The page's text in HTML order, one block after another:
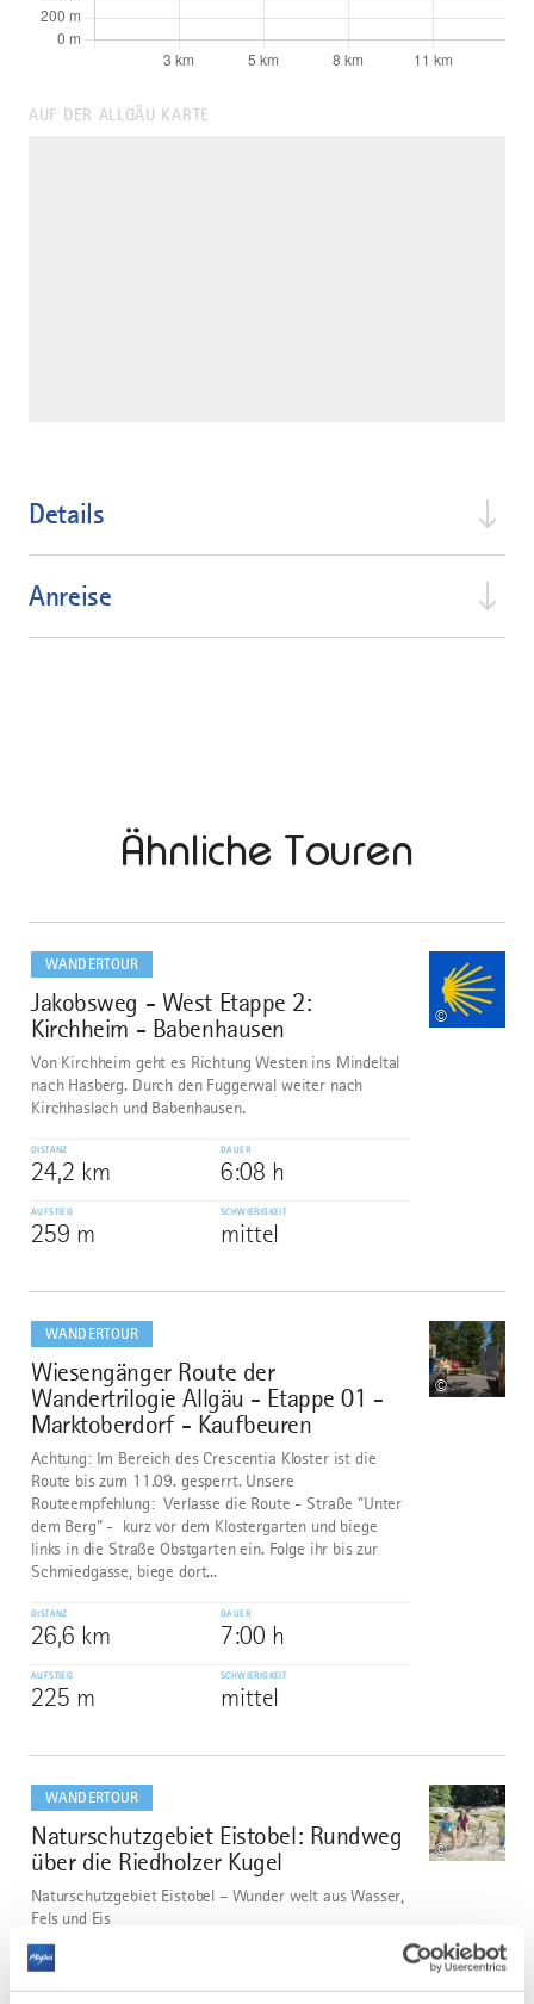
AUF DER ALLGÄU KARTE
Details
Anreise
Ähnliche Touren
WANDERTOUR
1
Jakobsweg - West Etappe 2:
Kirchheim - Babenhausen
©
Von Kirchheim geht es Richtung Westen ins Mindeltal
nach Hasberg. Durch den Fuggerwal weiter nach
Kirchhaslach und Babenhausen.
DISTANZ
24,2 km
DAUER
6:08 h
AUFSTIEG
259 m
SCHWIERIGKEIT
mittel
dazu
WANDERTOUR
2
Wiesengänger Route der
Wandertrilogie Allgäu - Etappe 01 -
Marktoberdorf - Kaufbeuren
©
Achtung: Im Bereich des Crescentia Kloster ist die
Route bis zum 11.09. gesperrt. Unsere
Routeempfehlung: Verlasse die Route - Straße "Unter
dem Berg" - kurz vor dem Klostergarten und biege
links in die Straße Obstgarten ein. Folge ihr bis zur
Schmiedgasse, biege dort...
DISTANZ
26,6 km
DAUER
7:00 h
AUFSTIEG
225 m
SCHWIERIGKEIT
mittel
dazu
WANDERTOUR
3
Naturschutzgebiet Eistobel: Rundweg
über die Riedholzer Kugel
©
Naturschutzgebiet Eistobel – Wunder welt aus Wasser,
Fels und Eis
Rauschende Wasserfälle und tiefe Strudellöcher,
dazu